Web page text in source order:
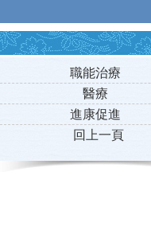
職能治療
醫療
進康促進
回上一頁